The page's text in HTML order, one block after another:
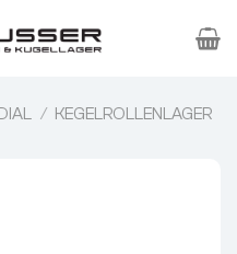
/ KEGELROLLENLAGER